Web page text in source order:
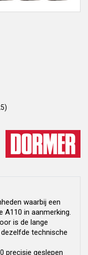
waarbij een
A110 in aanmerking.
is de lange
technische
precisie geslepen